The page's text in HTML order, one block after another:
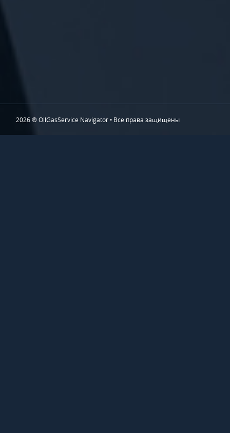
2026 ® OilGasService Navigator • Все права защищены